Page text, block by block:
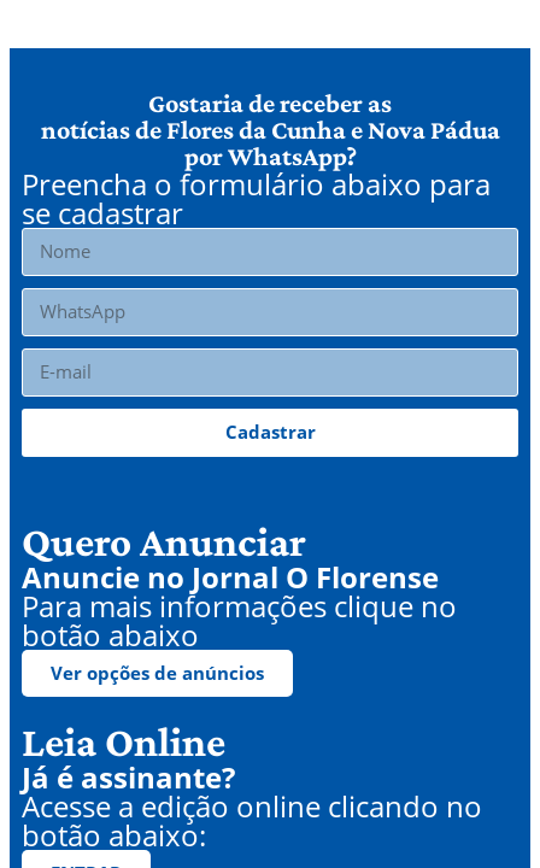
Gostaria de receber as
notícias de Flores da Cunha e Nova Pádua
por WhatsApp?
Preencha o formulário abaixo para
se cadastrar
Cadastrar
Quero Anunciar
Anuncie no Jornal O Florense
Para mais informações clique no
botão abaixo
Ver opções de anúncios
Leia Online
Já é assinante?
Acesse a edição online clicando no
botão abaixo: